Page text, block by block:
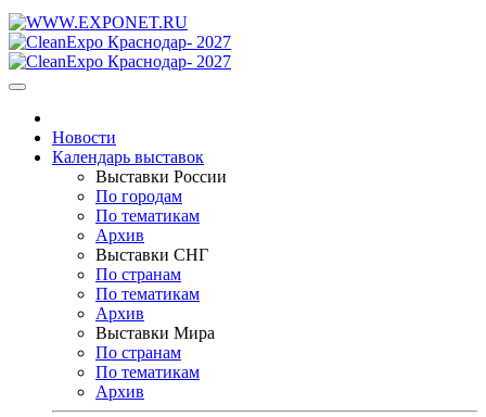
Новости
Календарь выставок
Выставки России
По городам
По тематикам
Архив
Выставки СНГ
По странам
По тематикам
Архив
Выставки Мира
По странам
По тематикам
Архив